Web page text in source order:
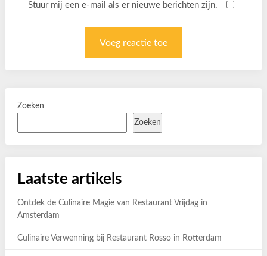
Stuur mij een e-mail als er nieuwe berichten zijn.
Zoeken
Zoeken
Laatste artikels
Ontdek de Culinaire Magie van Restaurant Vrijdag in
Amsterdam
Culinaire Verwenning bij Restaurant Rosso in Rotterdam